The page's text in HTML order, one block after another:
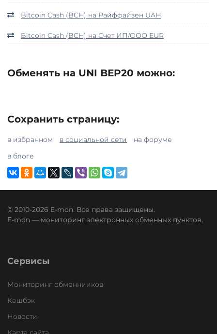
Bitcoin Cash (BCH) на Райффайзен UAH
Bitcoin Cash (BCH) на Счет ИП/ООО EUR
Обменять на UNI BEP20 можно:
Сохранить страницу:
в избранном в социальной сети
на форуме
в блоге
© 2010-2026 E-mon. Все права защищены.
E-mon — мониторинг электронных обменных пунктов.
Сервисы
Мониторинг обменнииков
Кешбэк
Новости